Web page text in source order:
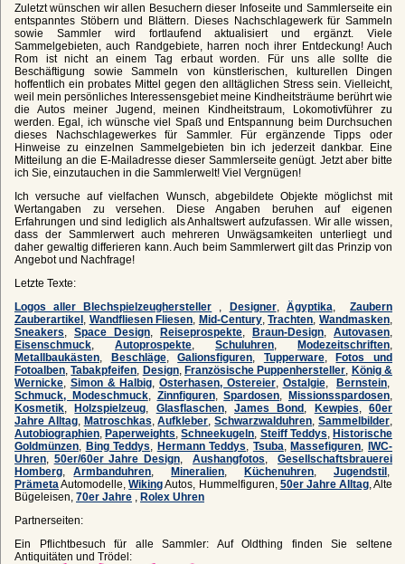
Zuletzt wünschen wir allen Besuchern dieser Infoseite und Sammlerseite ein
entspanntes Stöbern und Blättern. Dieses Nachschlagewerk für Sammeln
sowie Sammler wird fortlaufend aktualisiert und ergänzt. Viele
Sammelgebieten, auch Randgebiete, harren noch ihrer Entdeckung! Auch
Rom ist nicht an einem Tag erbaut worden. Für uns alle sollte die
Beschäftigung sowie Sammeln von künstlerischen, kulturellen Dingen
hoffentlich ein probates Mittel gegen den alltäglichen Stress sein. Vielleicht,
weil mein persönliches Interessensgebiet meine Kindheitsträume berührt wie
die Autos meiner Jugend, meinen Kindheitstraum, Lokomotivführer zu
werden. Egal, ich wünsche viel Spaß und Entspannung beim Durchsuchen
dieses Nachschlagewerkes für Sammler. Für ergänzende Tipps oder
Hinweise zu einzelnen Sammelgebieten bin ich jederzeit dankbar. Eine
Mitteilung an die E-Mailadresse dieser Sammlerseite genügt. Jetzt aber bitte
ich Sie, einzutauchen in die Sammlerwelt! Viel Vergnügen!
Ich versuche auf vielfachen Wunsch, abgebildete Objekte möglichst mit
Wertangaben zu versehen. Diese Angaben beruhen auf eigenen
Erfahrungen und sind lediglich als Anhaltswert aufzufassen. Wir alle wissen,
dass der Sammlerwert auch mehreren Unwägsamkeiten unterliegt und
daher gewaltig differieren kann. Auch beim Sammlerwert gilt das Prinzip von
Angebot und Nachfrage!
Letzte Texte:
Logos aller Blechspielzeughersteller
Designer, Ägyptika ,Zaubern
Zauberartikel Wandfliesen Fliesen Mid-Century,Trachten ,Wandmasken
Sneakers
Space Design Reiseprospekte Braun-Design Autovasen
Eisenschmuck
Autoprospekte Schuluhren Modezeitschriften
Metallbaukästen
Beschläge,Galionsfiguren Tupperware,Fotos und
Fotoalben ,Tabakpfeifen Design,Französische Puppenhersteller König &
Wernicke Simon & Halbig Osterhasen, Ostereier, Ostalgie, Bernstein
Schmuck, Modeschmuck, Zinnfiguren,Spardosen Missionsspardosen
Kosmetik ,Holzspielzeug Glasflaschen,James Bond Kewpies ,60er
Jahre Alltag, Matroschkas ,Aufkleber ,Schwarzwalduhren ,Sammelbilder
Autobiographien ,Paperweights ,Schneekugeln Steiff Teddys ,Historische
Goldmünzen Bing Teddys Hermann Teddys Tsuba ,Massefiguren ,IWC-
Uhren
50er/60er Jahre Design, Aushangfotos ,Gesellschaftsbrauerei
Homberg ,Armbanduhren ,Mineralien ,Küchenuhren ,Jugendstil
Prämeta Automodelle,WikingAutos, Hummelfiguren, 50er Jahre Alltag, Alte
Bügeleisen, 70er Jahre
Rolex Uhren
Partnerseiten:
Ein Pflichtbesuch für alle Sammler: Auf Oldthing finden Sie seltene
Antiquitäten und Trödel: